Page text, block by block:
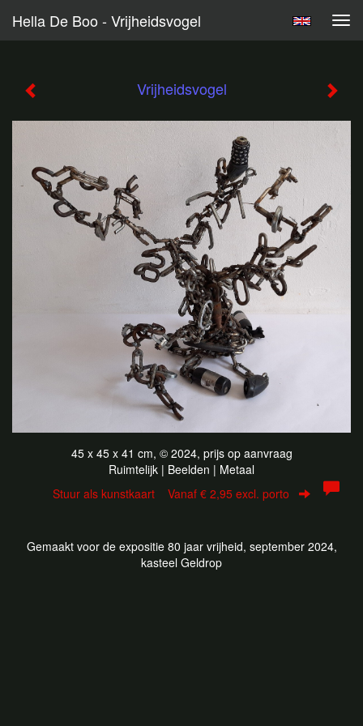
Hella De Boo - Vrijheidsvogel
Vrijheidsvogel
45 x 45 x 41 cm, © 2024, prijs op aanvraag
Ruimtelijk | Beelden | Metaal
Stuur als kunstkaart Vanaf € 2,95 excl. porto
Gemaakt voor de expositie 80 jaar vrijheid, september 2024,
kasteel Geldrop